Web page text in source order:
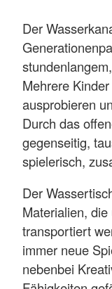
Der
Mehrere
ausprobieren
Durch das
gegenseitig,
spielerisch,
Der
Materialien,
transportiert
immer neue
nebenbei